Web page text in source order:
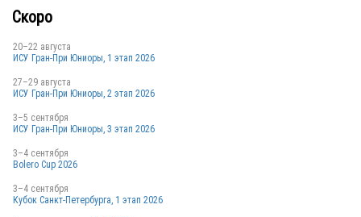
Скоро
20–22 августа
ИСУ Гран-При Юниоры, 1 этап 2026
27–29 августа
ИСУ Гран-При Юниоры, 2 этап 2026
3–5 сентября
ИСУ Гран-При Юниоры, 3 этап 2026
3–4 сентября
Bolero Cup 2026
3–4 сентября
Кубок Санкт-Петербурга, 1 этап 2026